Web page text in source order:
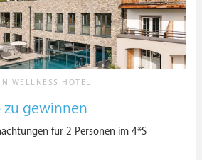
WELLNESS HOTEL
zu gewinnen
für 2 Personen im 4*S